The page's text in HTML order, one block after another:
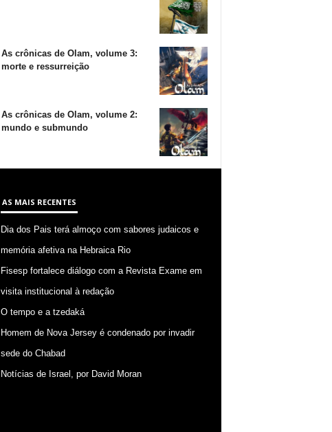
As crônicas de Olam, volume 3:
morte e ressurreição
As crônicas de Olam, volume 2:
mundo e submundo
AS MAIS RECENTES
Dia dos Pais terá almoço com sabores judaicos e
memória afetiva na Hebraica Rio
Fisesp fortalece diálogo com a Revista Exame em
visita institucional à redação
O tempo e a tzedaká
Homem de Nova Jersey é condenado por invadir
sede do Chabad
Notícias de Israel, por David Moran